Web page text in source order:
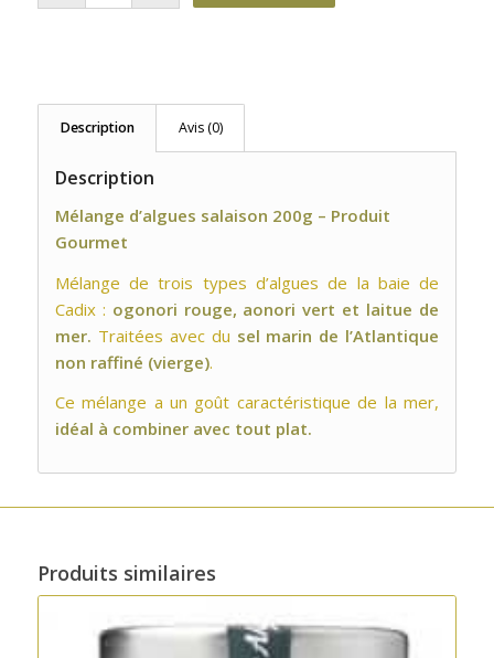
Description Avis (0)
Description
Mélange d’algues salaison 200g – Produit
Gourmet
Mélange de trois types d’algues de la baie de
Cadix : ogonori rouge, aonori vert et laitue de
mer. Traitées avec du sel marin de l’Atlantique
non raffiné (vierge).
Ce mélange a un goût caractéristique de la mer,
idéal à combiner avec tout plat.
Produits similaires